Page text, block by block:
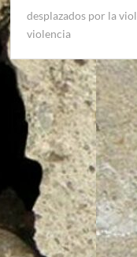
desplazados por la
violencia